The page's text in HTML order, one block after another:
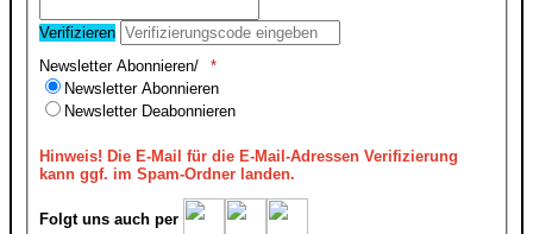
Verifizieren
Newsletter Abonnieren/
Newsletter Abonnieren
Newsletter Deabonnieren
Hinweis! Die E-Mail für die E-Mail-Adressen Verifizierung
kann ggf. im Spam-Ordner landen.
Folgt uns auch per